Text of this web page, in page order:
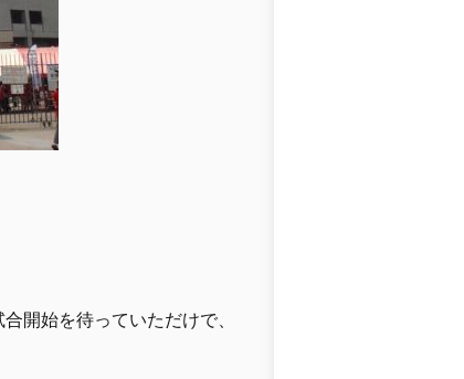
開始を待っていただけで、